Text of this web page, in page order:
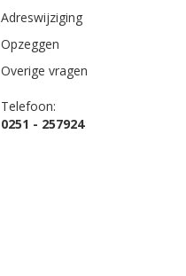
Adreswijziging
Opzeggen
Overige vragen
Telefoon:
0251 - 257924